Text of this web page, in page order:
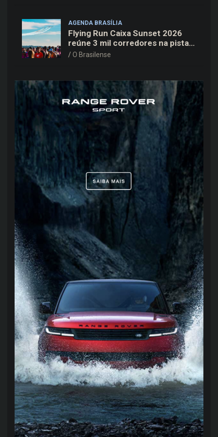
AGENDA BRASÍLIA
Flying Run Caixa Sunset 2026
reúne 3 mil corredores na pista
do Aeroporto de Brasília neste
O Brasilense